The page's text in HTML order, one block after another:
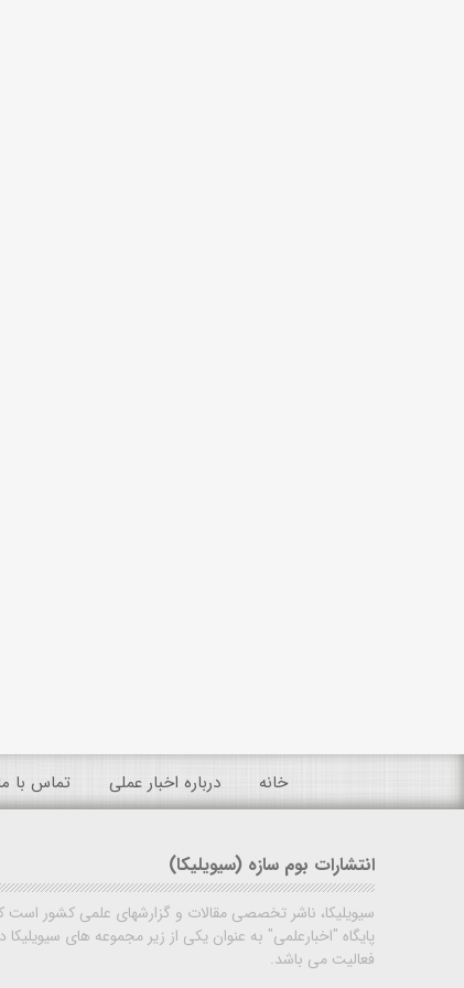
خانه درباره اخبار عملی تماس با
انتشارات بوم سازه (سیویلیکا)
سیویلیکا، ناشر تخصصی مقالات و گزارشهای علمی کشور است
پایگاه "اخبارعلمی" به عنوان یکی از زیر مجموعه های سیویلیکا
فعالیت می باشد.